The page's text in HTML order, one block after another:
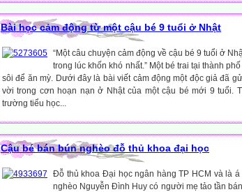
Bài học cảm động từ một cậu bé 9 tuổi ở Nhật
“Một câu chuyện cảm động về cậu bé 9 tuổi ở
trong lúc khốn khó nhất.” Một bé trai tại thành
sôi để ăn mỳ. Dưới đây là bài viết cảm động một độc giả đã
vời trong cơn hoạn nạn ở Nhật của một cậu bé mới 9 tuổi.
trường tiểu học...
Cậu bé bán bún nghèo đỗ thủ khoa đại học
Đỗ thủ khoa Đại học ngân hàng TP HCM và là
nghèo Nguyễn Đình Huy có người mẹ tảo tần